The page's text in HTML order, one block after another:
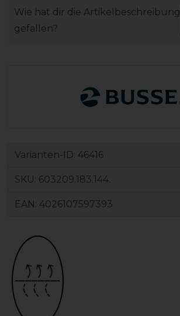
Wie hat dir die Artikelbeschreibung
gefallen?
Varianten-ID: 46416
SKU: 603209.183.144.
EAN: 4026107597393